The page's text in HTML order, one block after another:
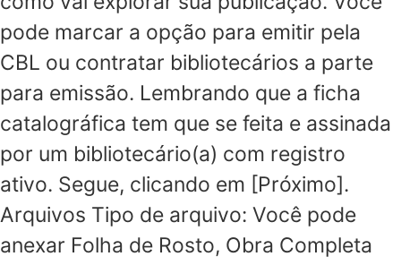
pode marcar a opção para emitir pela
CBL ou contratar bibliotecários a parte
para emissão. Lembrando que a ficha
catalográfica tem que se feita e assinada
por um bibliotecário(a) com registro
ativo. Segue, clicando em [Próximo].
Arquivos Tipo de arquivo: Você pode
anexar Folha de Rosto, Obra Completa